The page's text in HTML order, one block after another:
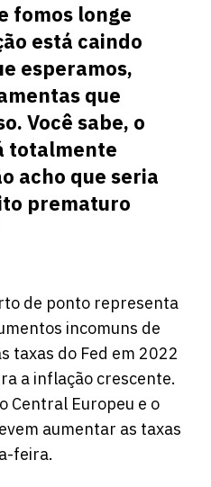
fomos longe
está caindo
esperamos,
que
Você sabe, o
totalmente
acho que seria
prematuro
de ponto representa
incomuns de
taxas do Fed em 2022
a inflação crescente.
Central Europeu e o
aumentar as taxas
feira.